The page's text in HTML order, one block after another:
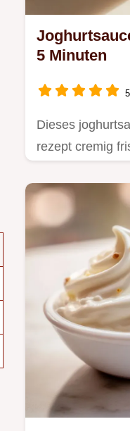
5 Minuten
Dieses
rezept cremig